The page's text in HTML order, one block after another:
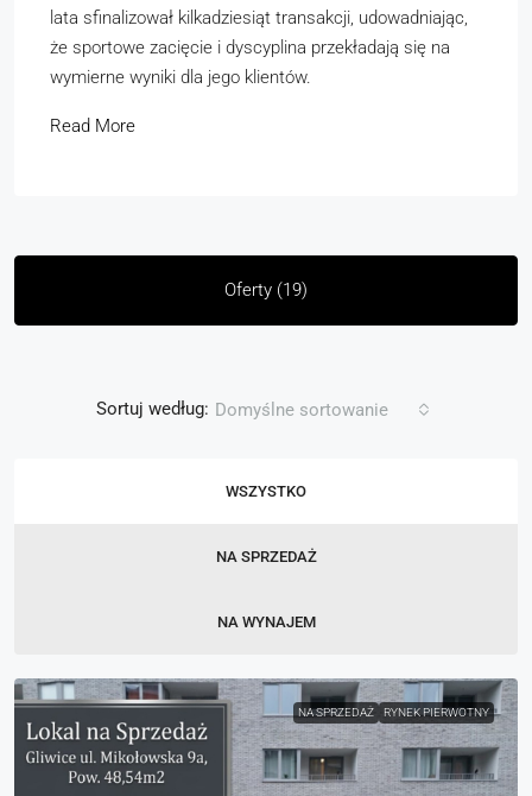
lata sfinalizował kilkadziesiąt transakcji, udowadniając,
że sportowe zacięcie i dyscyplina przekładają się na
wymierne wyniki dla jego klientów.
Read More
Oferty (19)
WSZYSTKO
NA SPRZEDAŻ
NA WYNAJEM
Sortuj według: Domyślne sortowanie
NA SPRZEDAŻ RYNEK PIERWOTNY